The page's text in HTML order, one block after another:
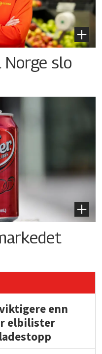
Norge slo
enn
elbilister